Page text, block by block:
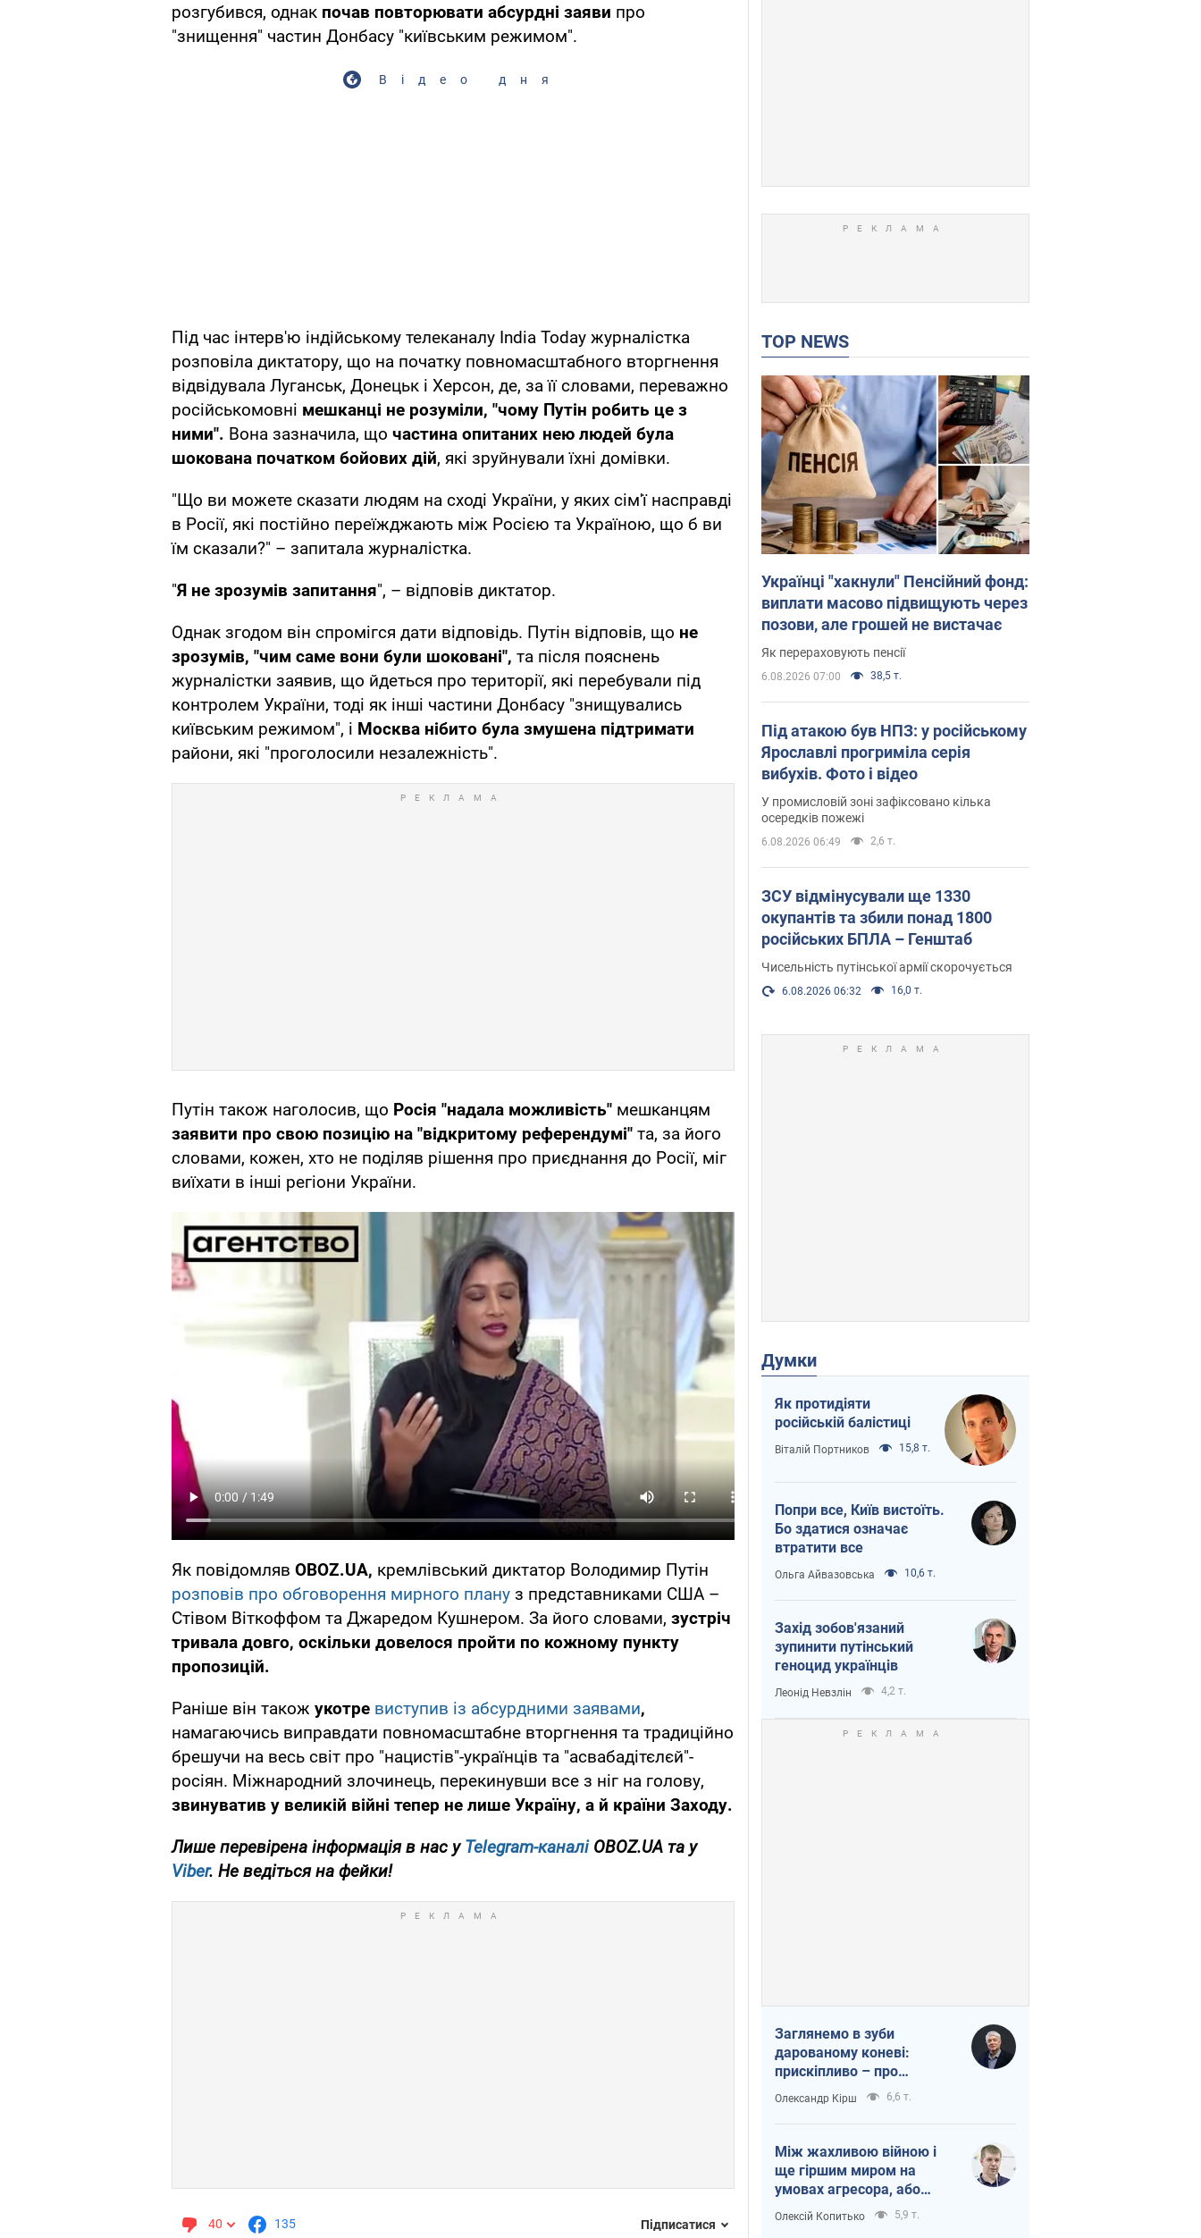
розгубився, однак почав повторювати абсурдні заяви про
"знищення" частин Донбасу "київським режимом".
Відео дня
Під час інтерв'ю індійському телеканалу India Today журналістка
розповіла диктатору, що на початку повномасштабного вторгнення
відвідувала Луганськ, Донецьк і Херсон, де, за її словами, переважно
російськомовні мешканці не розуміли, "чому Путін робить це з
ними". Вона зазначила, що частина опитаних нею людей була
шокована початком бойових дій, які зруйнували їхні домівки.
"Що ви можете сказати людям на сході України, у яких сім'ї насправді
в Росії, які постійно переїжджають між Росією та Україною, що б ви
їм сказали?" – запитала журналістка.
"Я не зрозумів запитання", – відповів диктатор.
Однак згодом він спромігся дати відповідь. Путін відповів, що не
зрозумів, "чим саме вони були шоковані", та після пояснень
журналістки заявив, що йдеться про території, які перебували під
контролем України, тоді як інші частини Донбасу "знищувались
київським режимом", і Москва нібито була змушена підтримати
райони, які "проголосили незалежність".
Путін також наголосив, що Росія "надала можливість" мешканцям
заявити про свою позицію на "відкритому референдумі" та, за його
словами, кожен, хто не поділяв рішення про приєднання до Росії, міг
виїхати в інші регіони України.
Як повідомляв OBOZ.UA, кремлівський диктатор Володимир Путін
розповів про обговорення мирного плану з представниками США –
Стівом Віткоффом та Джаредом Кушнером. За його словами, зустріч
тривала довго, оскільки довелося пройти по кожному пункту
пропозицій.
Раніше він також укотре виступив із абсурдними заявами,
намагаючись виправдати повномасштабне вторгнення та традиційно
брешучи на весь світ про "нацистів"-українців та "асвабадітєлєй"-
росіян. Міжнародний злочинець, перекинувши все з ніг на голову,
звинуватив у великій війні тепер не лише Україну, а й країни Заходу.
Лише перевірена інформація в нас уTelegram-каналіOBOZ.UA та у
Viber. Не ведіться на фейки!
40 135 Підписатися
TOP NEWS
Українці "хакнули" Пенсійний фонд:
виплати масово підвищують через
позови, але грошей не вистачає
Як перераховують пенсії
6.08.2026 07:00 38,5 т.
Під атакою був НПЗ: у російському
Ярославлі прогриміла серія
вибухів. Фото і відео
У промисловій зоні зафіксовано кілька
осередків пожежі
6.08.2026 06:49 2,6 т.
ЗСУ відмінусували ще 1330
окупантів та збили понад 1800
російських БПЛА – Генштаб
Чисельність путінської армії скорочується
6.08.2026 06:32 16,0 т.
Думки
Як протидіяти
російській балістиці
Віталій Портников 15,8 т.
Попри все, Київ вистоїть.
Бо здатися означає
втратити все
Ольга Айвазовська 10,6 т.
Захід зобов'язаний
зупинити путінський
геноцид українців
Леонід Невзлін 4,2 т.
Заглянемо в зуби
дарованому коневі:
прискіпливо – про
допомогу Україні
Олександр Кірш 6,6 т.
Між жахливою війною і
ще гіршим миром на
умовах агресора, або
Безвихідність – теж
Олексій Копитько 5,9 т.